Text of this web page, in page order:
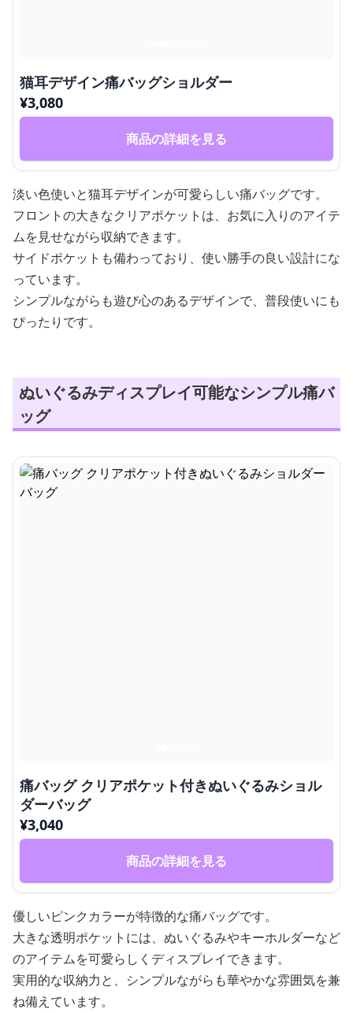
猫耳デザイン痛バッグショルダー
¥3,080
商品の詳細を見る
淡い色使いと猫耳デザインが可愛らしい痛バッグです。
フロントの大きなクリアポケットは、お気に入りのアイテ
ムを見せながら収納できます。
サイドポケットも備わっており、使い勝手の良い設計にな
っています。
シンプルながらも遊び心のあるデザインで、普段使いにも
ぴったりです。
ぬいぐるみディスプレイ可能なシンプル痛バ
ッグ
痛バッグ クリアポケット付きぬいぐるみショル
ダーバッグ
¥3,040
商品の詳細を見る
優しいピンクカラーが特徴的な痛バッグです。
大きな透明ポケットには、ぬいぐるみやキーホルダーなど
のアイテムを可愛らしくディスプレイできます。
実用的な収納力と、シンプルながらも華やかな雰囲気を兼
ね備えています。